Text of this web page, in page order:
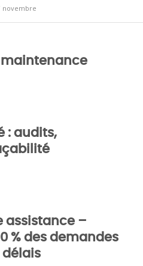
novembre
maintenance
: audits,
assistance –
% des demandes
délais